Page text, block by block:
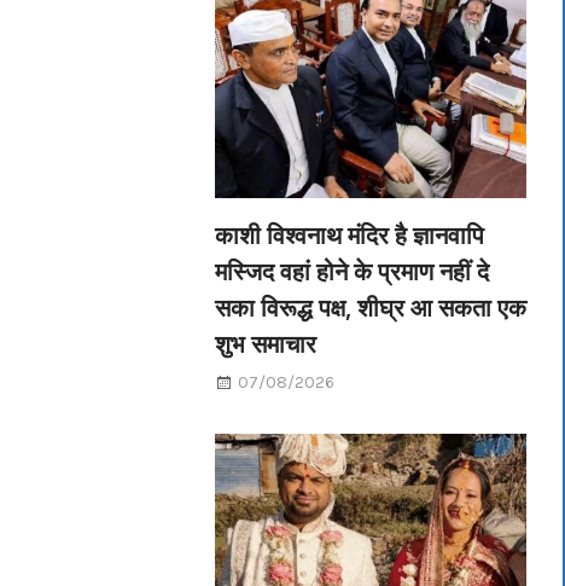
काशी विश्वनाथ मंदिर है ज्ञानवापि
मस्जिद वहां होने के प्रमाण नहीं दे
सका विरूद्ध पक्ष, शीघ्र आ सकता एक
शुभ समाचार
07/08/2026